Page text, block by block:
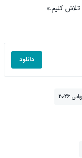
کنیم.»
دانلود
2026